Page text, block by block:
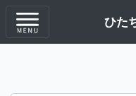
ひた